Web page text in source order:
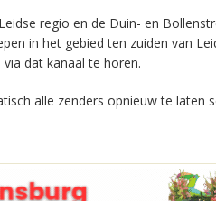
regio en de Duin- en
in het gebied ten zuiden van
dat kanaal te horen.
alle zenders opnieuw te laten